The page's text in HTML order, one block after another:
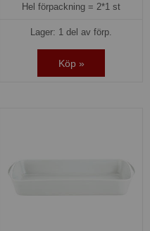
Hel förpackning = 2*1 st
Lager: 1 del av förp.
Köp »